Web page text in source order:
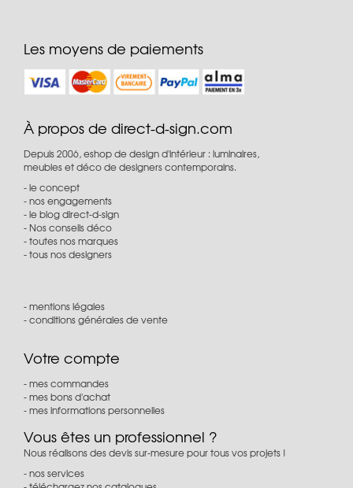
Les moyens de paiements
À propos de direct-d-sign.com
Depuis 2006, eshop de design d'intérieur : luminaires,
meubles et déco de designers contemporains.
le concept
nos engagements
le blog direct-d-sign
Nos conseils déco
toutes nos marques
tous nos designers
mentions légales
conditions générales de vente
Votre compte
mes commandes
mes bons d'achat
mes informations personnelles
Vous êtes un professionnel ?
Nous réalisons des devis sur-mesure pour tous vos projets !
nos services